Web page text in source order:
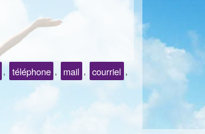
, téléphone , mail , courriel ,